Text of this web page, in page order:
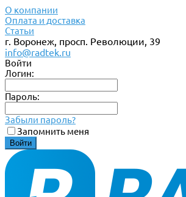
О компании
Оплата и доставка
Статьи
г. Воронеж, просп. Революции, 39
info@radtek.ru
Войти
Логин:
Пароль:
Забыли пароль?
Запомнить меня